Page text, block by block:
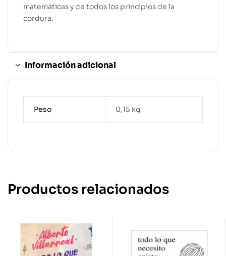
matemáticas y de todos los principios de la
cordura.
Información adicional
Peso 0,15 kg
Productos relacionados